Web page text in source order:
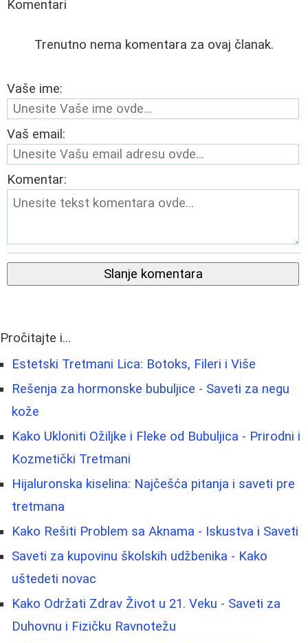
Komentari
Trenutno nema komentara za ovaj članak.
Vaše ime:
Vaš email:
Komentar:
Slanje komentara
Pročitajte i...
Estetski Tretmani Lica: Botoks, Fileri i Više
Rešenja za hormonske bubuljice - Saveti za negu
kože
Kako Ukloniti Ožiljke i Fleke od Bubuljica - Prirodni i
Kozmetički Tretmani
Hijaluronska kiselina: Najčešća pitanja i saveti pre
tretmana
Kako Rešiti Problem sa Aknama - Iskustva i Saveti
Saveti za kupovinu školskih udžbenika - Kako
uštedeti novac
Kako Održati Zdrav Život u 21. Veku - Saveti za
Duhovnu i Fizičku Ravnotežu